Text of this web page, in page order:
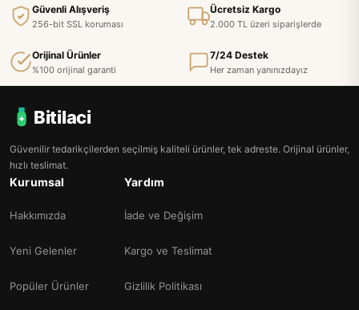
Güvenli Alışveriş
256-bit SSL koruması
Ücretsiz Kargo
2.000 TL üzeri siparişlerde
Orijinal Ürünler
%100 orijinal garanti
7/24 Destek
Her zaman yanınızdayız
Bitilaci
Güvenilir tedarikçilerden seçilmiş kaliteli ürünler, tek adreste. Orijinal ürünler,
hızlı teslimat.
Kurumsal
Hakkımızda
Yeni Gelenler
Popüler Ürünler
Yardım
İade ve Değişim
Kargo ve Teslimat
Gizlilik Politikası